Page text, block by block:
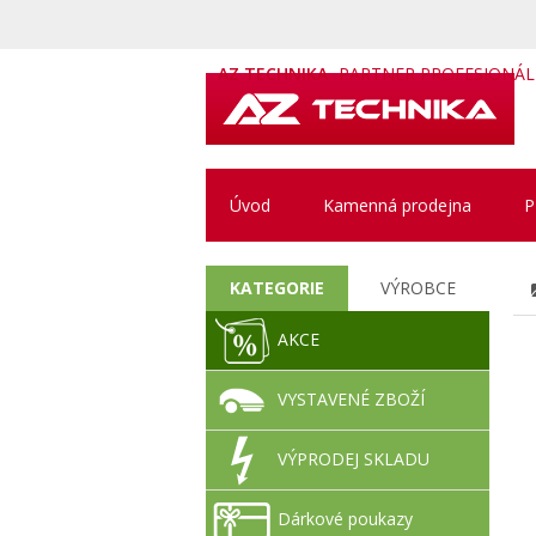
AZ TECHNIKA PARTNER
Úvod Kamenná prodejna
KATEGORIE VÝROBCE
AKCE
VYSTAVENÉ ZBOŽÍ
VÝPRODEJ SKLADU
Dárkové poukazy